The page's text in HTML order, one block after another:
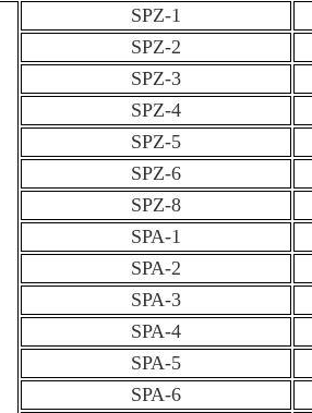
SPZ-1
SPZ-2
SPZ-3
SPZ-4
SPZ-5
SPZ-6
SPZ-8
SPA-1
SPA-2
SPA-3
SPA-4
SPA-5
SPA-6